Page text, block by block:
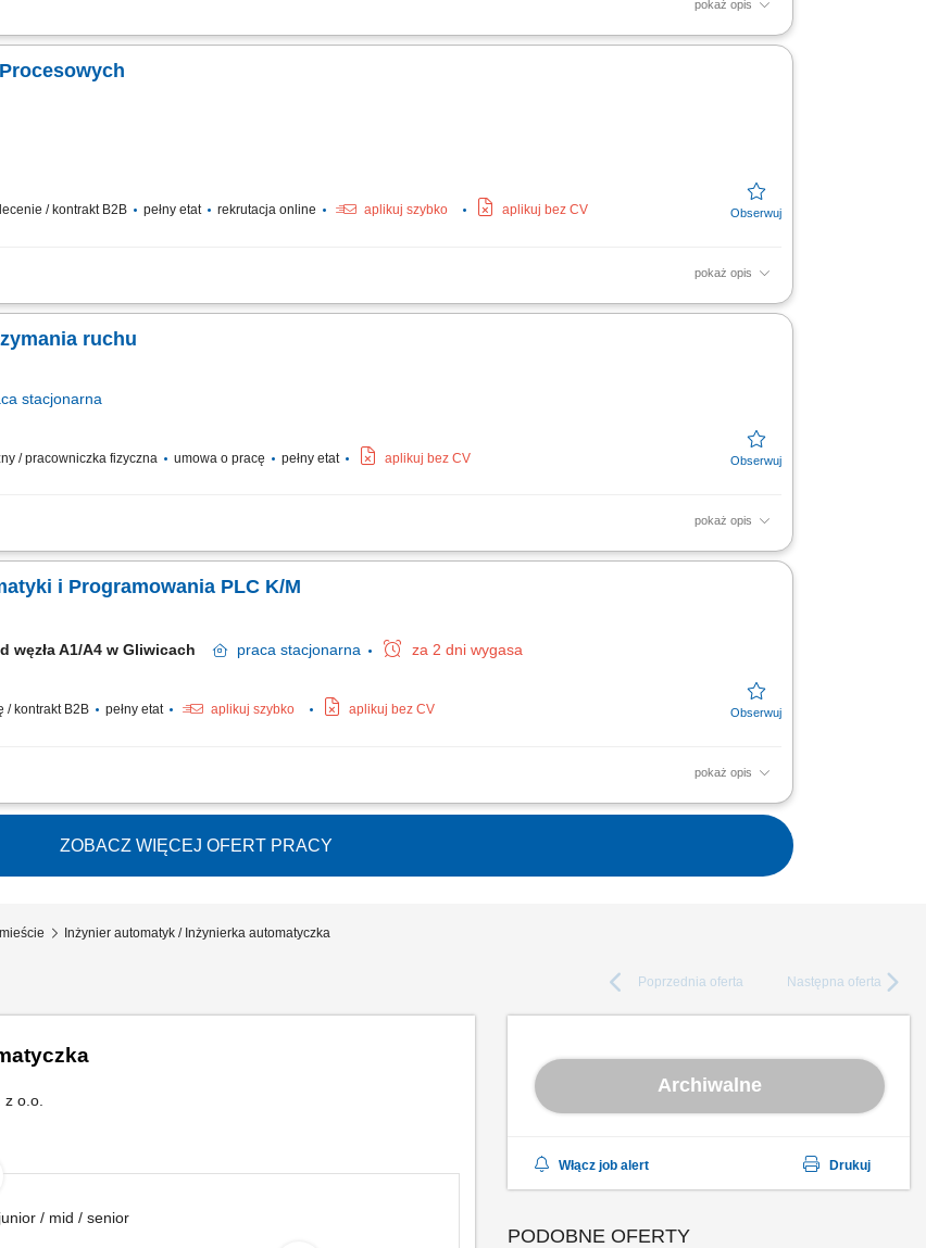
pokaż opis
w Polsce oraz za granicą Uruchamiaj największe inwestycje energetyczne i przemysłowe SBB ENERGY realizuje
/ kontrakt B2B pełny etat rekrutacja online aplikuj szybko aplikuj bez CV
pokaż opis
wykorzystywanych w zakładzie produkcyjnym. Tworzenie, aktualizacja i modyfikacja dokumentacji technicznej
ruchu
stacjonarna
/ pracowniczka fizyczna umowa o pracę pełny etat aplikuj bez CV
pokaż opis
wykonywanie napraw maszyn i urządzeń produkcyjnych. Realizacja przeglądów technicznych, konserwacji oraz
i Programowania PLC K/M
węzła A1/A4 w Gliwicach praca stacjonarna za 2 dni wygasa
/ kontrakt B2B pełny etat aplikuj szybko aplikuj bez CV
pokaż opis
wdrażanie przemysłowych systemów sterowania opartych na architekturze Siemens. Projektowanie algorytmów
ZOBACZ WIĘCEJ OFERT PRACY
Inżynier automatyk / Inżynierka automatyczka
Poprzednia oferta Następna oferta
o.o.
/ mid / senior
Archiwalne
Włącz job alert Drukuj
PODOBNE OFERTY